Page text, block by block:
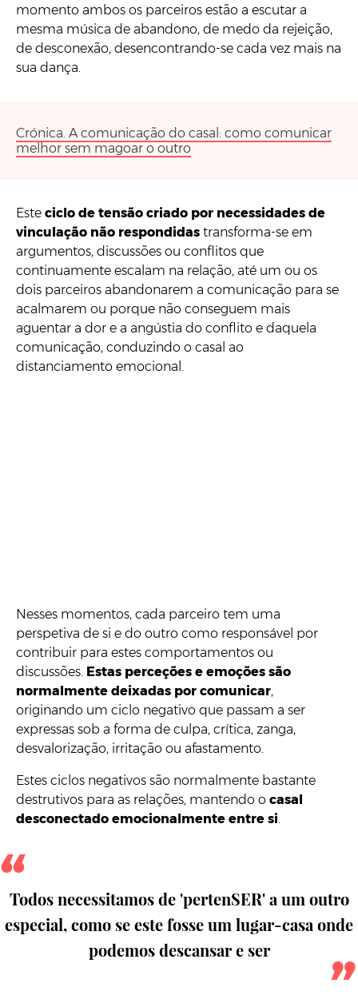
momento ambos os parceiros estão a escutar a
mesma música de abandono, de medo da rejeição,
de desconexão, desencontrando-se cada vez mais na
sua dança.
Crónica. A comunicação do casal: como comunicar
melhor sem magoar o outro
Este ciclo de tensão criado por necessidades de
vinculação não respondidas transforma-se em
argumentos, discussões ou conflitos que
continuamente escalam na relação, até um ou os
dois parceiros abandonarem a comunicação para se
acalmarem ou porque não conseguem mais
aguentar a dor e a angústia do conflito e daquela
comunicação, conduzindo o casal ao
distanciamento emocional.
Nesses momentos, cada parceiro tem uma
perspetiva de si e do outro como responsável por
contribuir para estes comportamentos ou
discussões. Estas perceções e emoções são
normalmente deixadas por comunicar,
originando um ciclo negativo que passam a ser
expressas sob a forma de culpa, crítica, zanga,
desvalorização, irritação ou afastamento.
Estes ciclos negativos são normalmente bastante
destrutivos para as relações, mantendo o casal
desconectado emocionalmente entre si.
Todos necessitamos de 'pertenSER' a um outro
especial, como se este fosse um lugar-casa onde
podemos descansar e ser